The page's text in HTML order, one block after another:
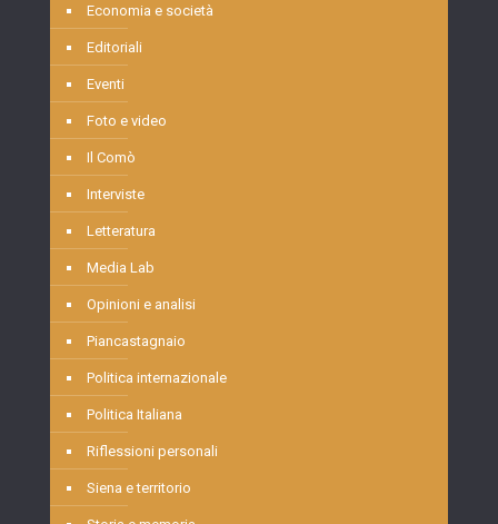
Economia e società
Editoriali
Eventi
Foto e video
Il Comò
Interviste
Letteratura
Media Lab
Opinioni e analisi
Piancastagnaio
Politica internazionale
Politica Italiana
Riflessioni personali
Siena e territorio